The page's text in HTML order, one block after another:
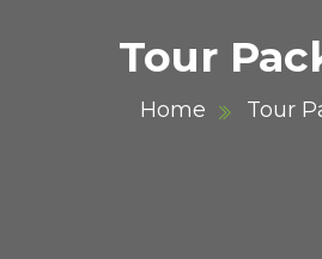
Tour
Home Tour